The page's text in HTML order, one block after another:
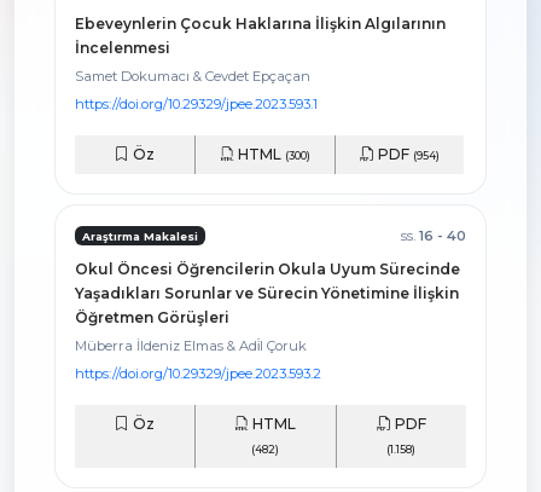
Ebeveynlerin Çocuk Haklarına İlişkin Algılarının
İncelenmesi
Samet Dokumacı & Cevdet Epçaçan
https://doi.org/10.29329/jpee.2023.593.1
Öz HTML (300) PDF (954)
Araştırma Makalesi ss. 16 - 40
Okul Öncesi Öğrencilerin Okula Uyum Sürecinde
Yaşadıkları Sorunlar ve Sürecin Yönetimine İlişkin
Öğretmen Görüşleri
Müberra İldeniz Elmas & Adi̇l Çoruk
https://doi.org/10.29329/jpee.2023.593.2
Öz HTML
(482)
PDF
(1.158)